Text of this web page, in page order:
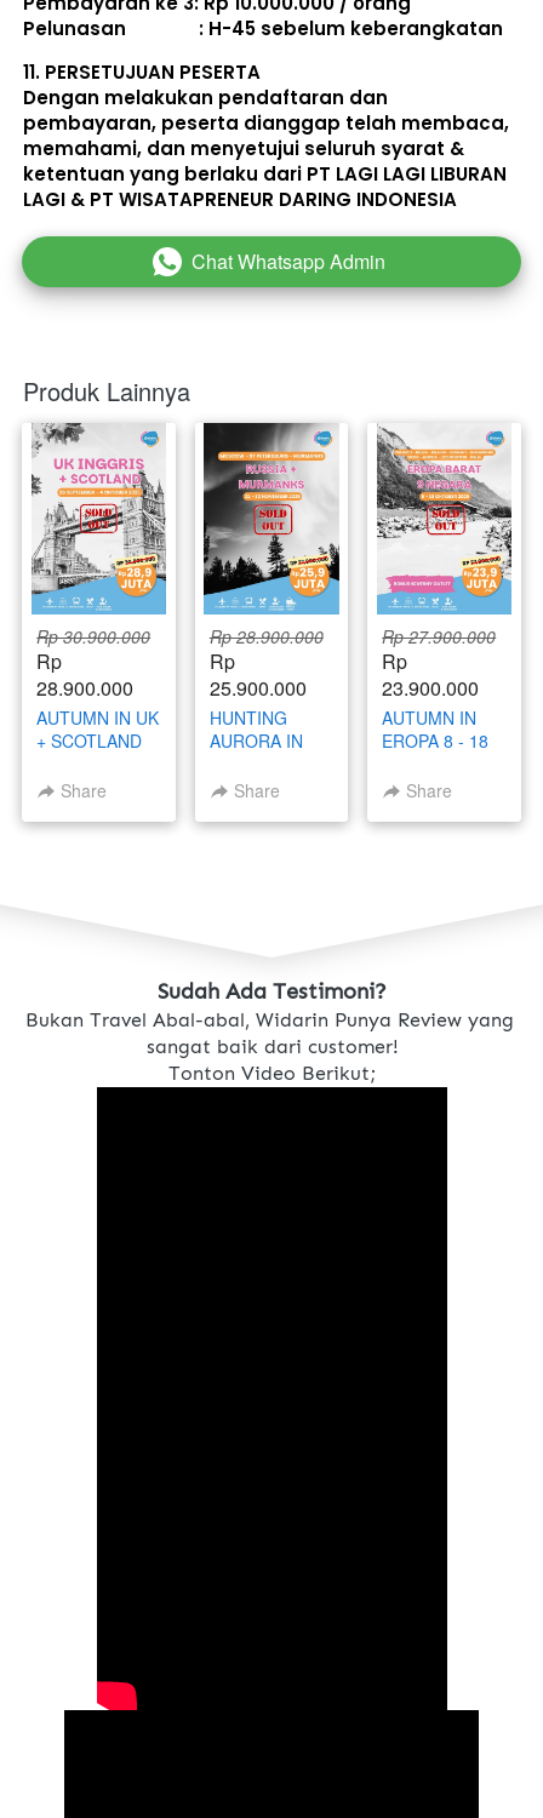
Pelunasan               : H-45 sebelum keberangkatan
11. PERSETUJUAN PESERTA
Dengan melakukan pendaftaran dan
pembayaran, peserta dianggap telah membaca,
memahami, dan menyetujui seluruh syarat &
ketentuan yang berlaku dari PT LAGI LAGI LIBURAN
LAGI & PT WISATAPRENEUR DARING INDONESIA
` Chat Whatsapp Admin
Produk Lainnya
Rp 30.900.000
Rp
28.900.000
AUTUMN IN UK
+ SCOTLAND
SEPTEMBER -
2025 (BATCH
Share
Rp 28.900.000
Rp
25.900.000
HUNTING
AURORA IN
NOVEMBER
Share
Rp 27.900.000
Rp
23.900.000
AUTUMN IN
EROPA 8 - 18
2025Share
Sudah Ada Testimoni?
Bukan Travel Abal-abal, Widarin Punya Review yang
sangat baik dari customer!
Tonton Video Berikut;